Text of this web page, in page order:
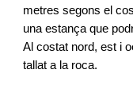
metres segons el
una estança que
Al costat nord, est i
tallat a la roca.